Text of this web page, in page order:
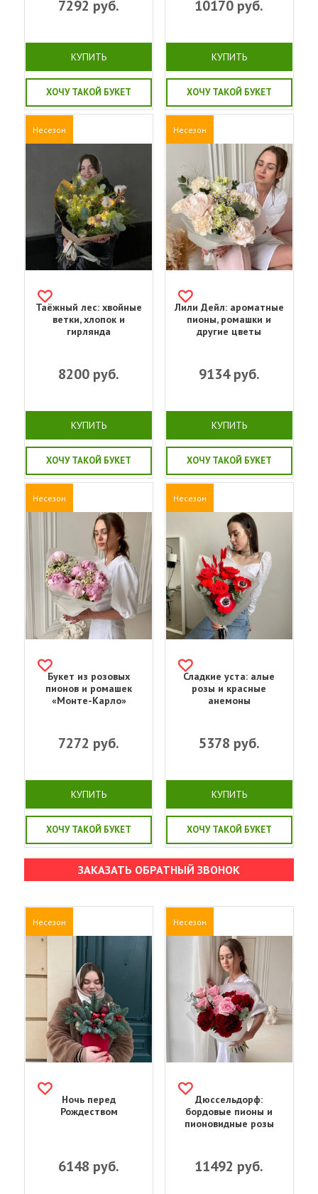
7292 руб.
КУПИТЬ
ХОЧУ ТАКОЙ БУКЕТ
10170 руб.
КУПИТЬ
ХОЧУ ТАКОЙ БУКЕТ
Несезон
Таёжный лес: хвойные
ветки, хлопок и
гирлянда
8200 руб.
КУПИТЬ
ХОЧУ ТАКОЙ БУКЕТ
Несезон
Лили Дейл: ароматные
пионы, ромашки и
другие цветы
9134руб.
КУПИТЬ
ХОЧУ ТАКОЙ БУКЕТ
Несезон
Букет из розовых
пионов и ромашек
«Монте-Карло»
7272 руб.
КУПИТЬ
ХОЧУ ТАКОЙ БУКЕТ
Несезон
Сладкие уста: алые
розы и красные
анемоны
5378 руб.
КУПИТЬ
ХОЧУ ТАКОЙ БУКЕТ
ЗАКАЗАТЬ ОБРАТНЫЙ ЗВОНОК
Несезон
Ночь перед
Рождеством
6148 руб.
Несезон
Дюссельдорф:
бордовые пионы и
пионовидные розы
11492 руб.